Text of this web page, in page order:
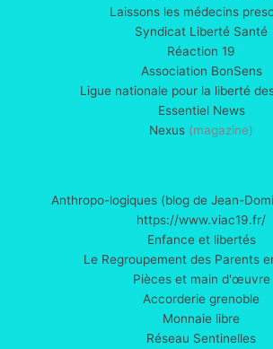
Laissons les médecins
Syndicat Liberté Santé
Réaction 19
Association BonSens
Ligue nationale pour la liberté
Essentiel News
Nexus (magazine)
Anthropo-logiques (blog de Jean-
https://www.viac19.fr/
Enfance et libertés
Le Regroupement des Parents
Pièces et main d'œuvre
Accorderie grenoble
Monnaie libre
Réseau Sentinelles